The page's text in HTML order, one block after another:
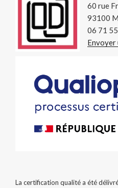
60 rue
93100
06 71
Envoyer
La certification qualité a été